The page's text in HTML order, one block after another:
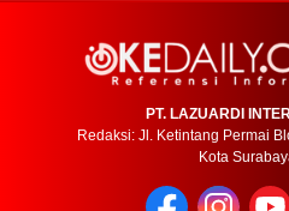
PT. LAZUARDI
Redaksi: Jl. Ketintang Permai
Kota